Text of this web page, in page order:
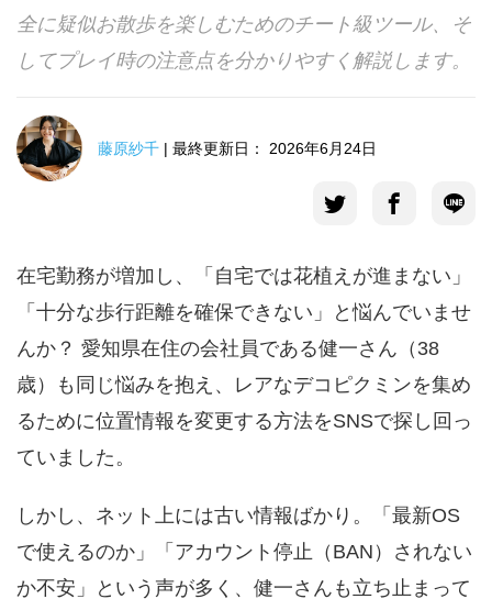
全に疑似お散歩を楽しむためのチート級ツール、そ
してプレイ時の注意点を分かりやすく解説します。
藤原紗千 | 最終更新日： 2026年6月24日
在宅勤務が増加し、「自宅では花植えが進まない」
「十分な歩行距離を確保できない」と悩んでいませ
んか？ 愛知県在住の会社員である健一さん（38
歳）も同じ悩みを抱え、レアなデコピクミンを集め
るために位置情報を変更する方法をSNSで探し回っ
ていました。
しかし、ネット上には古い情報ばかり。「最新OS
で使えるのか」「アカウント停止（BAN）されない
か不安」という声が多く、健一さんも立ち止まって